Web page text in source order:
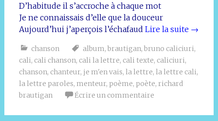
D’habitude il s’accroche à chaque mot
Je ne connaissais d’elle que la douceur
Aujourd’hui j’aperçois l’échafaud Lire la suite →
chanson album, brautigan, bruno caliciuri,
cali, cali chanson, cali la lettre, cali texte, caliciuri,
chanson, chanteur, je m'en vais, la lettre, la lettre cali,
la lettre paroles, menteur, poème, poète, richard
brautigan
Écrire un commentaire